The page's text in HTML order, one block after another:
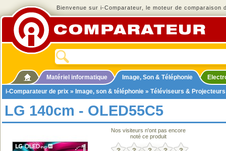
Bienvenue sur i-Comparateur, le moteur de comparaison
Matériel informatique Image, Son & Téléphonie
i-Comparateur de prix » Image, son & téléphonie » Téléviseurs & Projecteurs
LG 140cm - OLED55C5
Nos visiteurs n'ont pas encore
noté ce produit